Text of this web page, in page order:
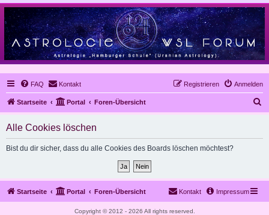
FAQ Kontakt Anmelden
Registrieren
Startseite Portal Foren-Übersicht
Alle Cookies löschen
Bist du dir sicher, dass du alle Cookies des Boards löschen möchtest?
Startseite Portal Foren-Übersicht Impressum
Kontakt
Copyright © 2012 - 2026 All rights reserved.